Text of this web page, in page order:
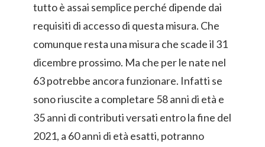
tutto è assai semplice perché dipende dai
requisiti di accesso di questa misura. Che
comunque resta una misura che scade il 31
dicembre prossimo. Ma che per le nate nel
63 potrebbe ancora funzionare. Infatti se
sono riuscite a completare 58 anni di età e
35 anni di contributi versati entro la fine del
2021, a 60 anni di età esatti, potranno